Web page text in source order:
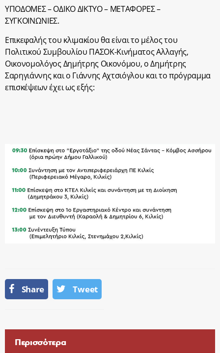
ΥΠΟΔΟΜΕΣ – ΟΔΙΚΟ ΔΙΚΤΥΟ – ΜΕΤΑΦΟΡΕΣ –
ΣΥΓΚΟΙΝΩΝΙΕΣ.
Επικεφαλής του κλιμακίου θα είναι το μέλος του
Πολιτικού Συμβουλίου ΠΑΣΟΚ-Κινήματος Αλλαγής,
Οικονομολόγος Δημήτρης Οικονόμου, ο Δημήτρης
Σαρηγιάννης και ο Γιάννης Αχτσιόγλου και το πρόγραμμα
επισκέψεων έχει ως εξής:
Share Tweet
Περισσότερα